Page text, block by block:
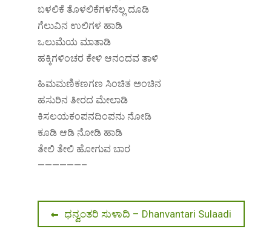
ಬಳಲಿಕೆ ತೊಳಲಿಕೆಗಳನೆಲ್ಲ ದೂಡಿ
ಗೆಲುವಿನ ಉಲಿಗಳ ಹಾಡಿ
ಒಲುಮೆಯ ಮಾತಾಡಿ
ಹಕ್ಕಿಗಳಿಂಚರ ಕೇಳಿ ಆನಂದವ ತಾಳಿ
ಹಿಮಮಣಿಕಣಗಣ ಸಿಂಚಿತ ಅಂಚಿನ
ಹಸುರಿನ ತೀರದ ಮೇಲಾಡಿ
ಕಿಸಲಯಕಂಪನದಿಂಪನು ನೋಡಿ
ಕೂಡಿ ಆಡಿ ನೋಡಿ ಹಾಡಿ
ತೇಲಿ ತೇಲಿ ಹೋಗುವ ಬಾರ
——————–
PostPrevious
post:
ಧನ್ವಂತರಿ ಸುಳಾದಿ – Dhanvantari Sulaadi